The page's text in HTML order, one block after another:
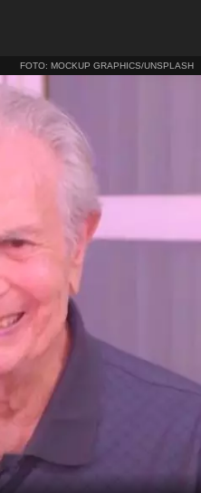
FOTO: MOCKUP GRAPHICS/UNSPLASH